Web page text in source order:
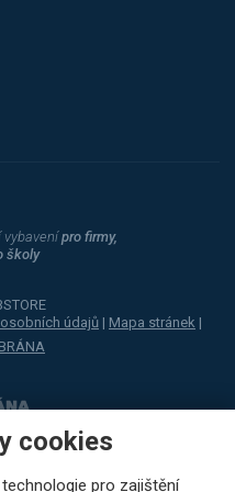
cookies
pro zajištění
vybavenípro firmy,
školy
údajů | Mapa stránek |